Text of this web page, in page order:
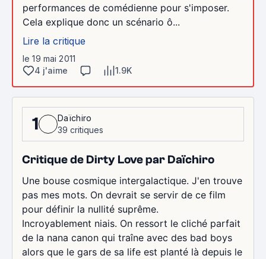
performances de comédienne pour s'imposer.
Cela explique donc un scénario ô...
Lire la critique
le 19 mai 2011
4 j'aime
1.9K
1
Daïchiro
39 critiques
Critique de Dirty Love par Daïchiro
Une bouse cosmique intergalactique. J'en trouve
pas mes mots. On devrait se servir de ce film
pour définir la nullité suprême.
Incroyablement niais. On ressort le cliché parfait
de la nana canon qui traîne avec des bad boys
alors que le gars de sa life est planté là depuis le